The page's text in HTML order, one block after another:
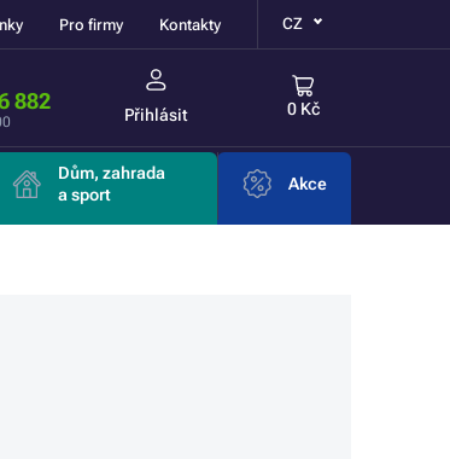
Pro firmy Kontakty CZ
882
Přihlásit 0 Kč
Dům, zahrada
a sport
Akce